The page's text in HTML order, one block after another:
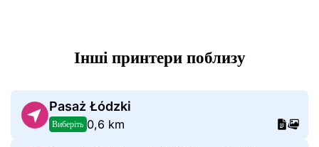
Інші принтери поблизу
Pasaż Łódzki
Виберіть 0,6 km